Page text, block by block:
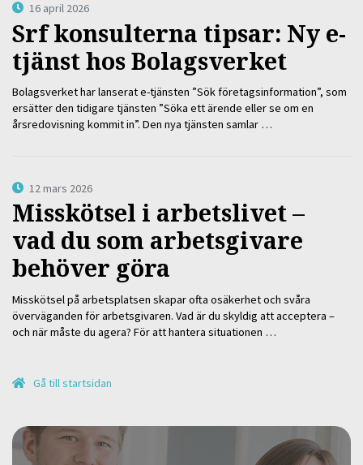
16 april 2026
Srf konsulterna tipsar: Ny e-
tjänst hos Bolagsverket
Bolagsverket har lanserat e-tjänsten ”Sök företagsinformation”, som
ersätter den tidigare tjänsten ”Söka ett ärende eller se om en
årsredovisning kommit in”. Den nya tjänsten samlar …
12 mars 2026
Misskötsel i arbetslivet –
vad du som arbetsgivare
behöver göra
Misskötsel på arbetsplatsen skapar ofta osäkerhet och svåra
överväganden för arbetsgivaren. Vad är du skyldig att acceptera –
och när måste du agera? För att hantera situationen …
Gå till startsidan